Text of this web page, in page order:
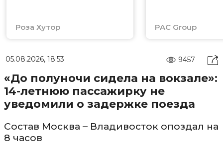
Роза Хутор PAC Group
05.08.2026, 18:53 9457
«До полуночи сидела на вокзале»:
14-летнюю пассажирку не
уведомили о задержке поезда
Состав Москва – Владивосток опоздал на
8 часов